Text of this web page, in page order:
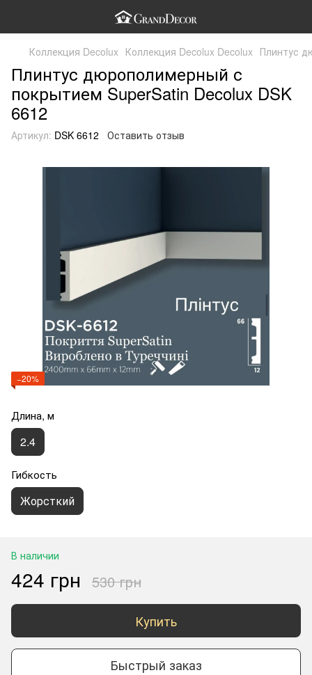
Коллекция Decolux Коллекция Decolux Decolux Плинтус
Плинтус дюрополимерный с
покрытием SuperSatin Decolux DSK
6612
Артикул: DSK 6612 Оставить отзыв
−20%
Длина, м
2.4
Гибкость
Жорсткий
В наличии
424 грн 530 грн
Купить
Быстрый заказ